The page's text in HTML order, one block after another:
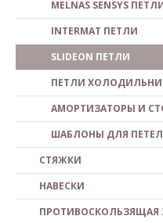
MELNAS SENSYS
INTERMAT ПЕТЛИ
SLIDEON ПЕТЛИ
ПЕТЛИ
АМОРТИЗАТОРЫ И
ШАБЛОНЫ ДЛЯ
СТЯЖКИ
НАВЕСКИ
ПРОТИВОСКОЛЬЗЯЩАЯ